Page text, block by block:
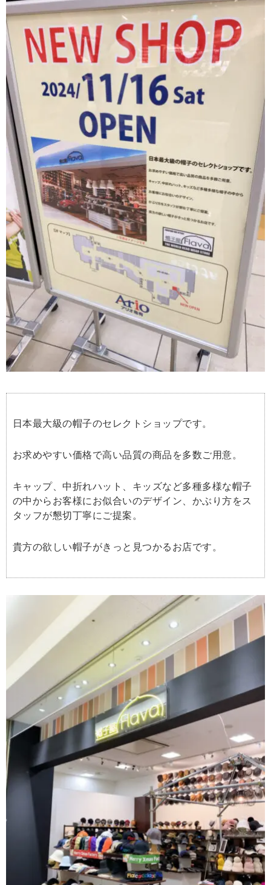
日本最大級の帽子のセレクトショップです。
お求めやすい価格で高い品質の商品を多数ご用意。
キャップ、中折れハット、キッズなど多種多様な帽子
の中からお客様にお似合いのデザイン、かぶり方をス
タッフが懇切丁寧にご提案。
貴方の欲しい帽子がきっと見つかるお店です。